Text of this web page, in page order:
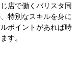
店で働くバリスタ同
特別なスキルを身に
ポイントがあれば時
す。